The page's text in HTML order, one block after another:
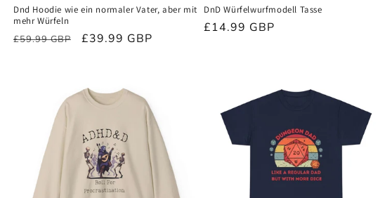
Dnd Hoodie wie ein normaler Vater, aber mit
mehr Würfeln
Normaler
£59.99 GBP Verkaufspreis
£39.99 GBP
DnD Würfelwurfmodell Tasse
Normaler
£14.99 GBP